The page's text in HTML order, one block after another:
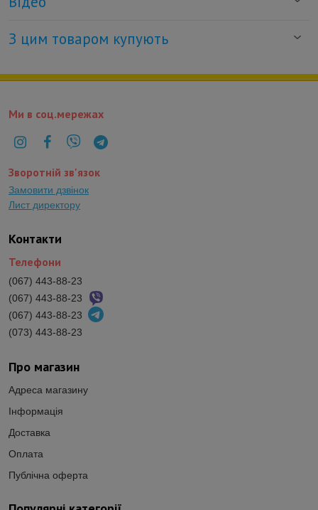
З цим товаром купують
Про магазин
Адреса магазину
Інформація
Доставка
Оплата
Публічна оферта
Контакти
Телефони
(067) 443-88-23
(067) 443-88-23
(067) 443-88-23
(073) 443-88-23
Ми в соц.мережах
Зворотній зв'язок
Замовити дзвінок
Лист директору